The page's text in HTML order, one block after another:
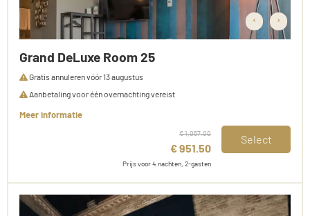
‹ ›
Grand DeLuxe Room 25
Gratis annuleren vóór 13 augustus
Aanbetaling voor één overnachting vereist
Meer informatie
€ 1,057.00
€ 951.50
Prijs voor 4 nachten, 2-gasten
Select